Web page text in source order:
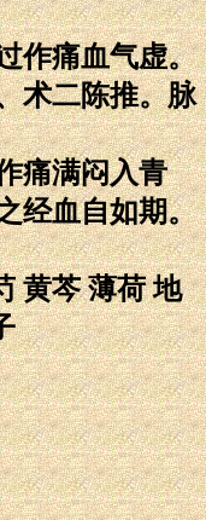
作痛血气虚。
术二陈推。脉
痛满闷入青
经血自如期。
黄芩 薄荷 地